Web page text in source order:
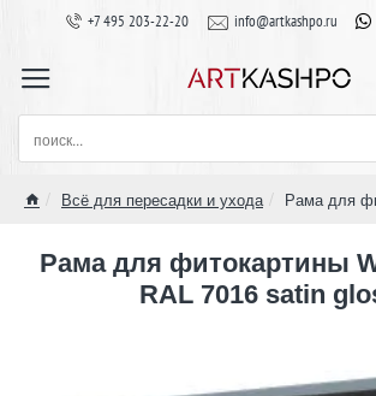
+7 495 203-22-20 info@artkashpo.ru
поиск...
Всё для пересадки и ухода Рама для
Рама для фитокартины
RAL 7016 satin